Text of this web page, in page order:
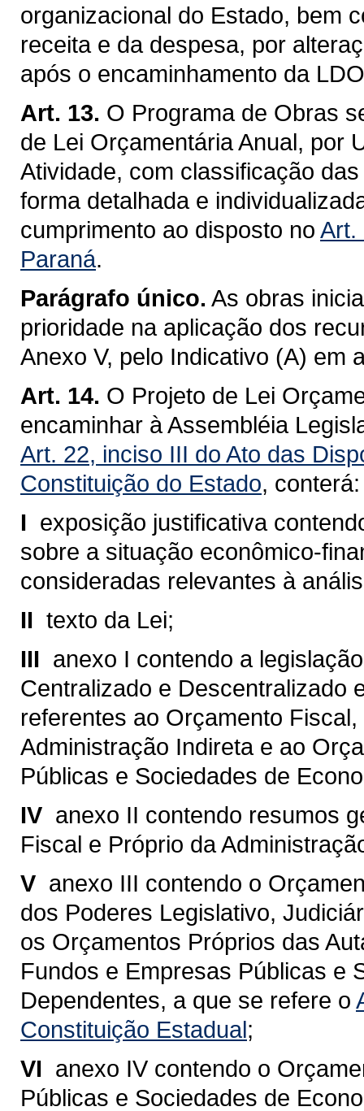
organizacional do Estado, bem
receita e da despesa, por
após o encaminhamento da
Art. 13. O Programa de Obras
de Lei Orçamentária Anual, por
Atividade, com classificação
forma detalhada e
cumprimento ao disposto no Art.
Paraná.
Parágrafo único. As obras
prioridade na aplicação dos
Anexo V, pelo Indicativo (A) em
Art. 14. O Projeto de Lei
encaminhar à Assembléia
Art. 22, inciso III do Ato das
Constituição do Estado, conterá:
I  exposição justificativa
sobre a situação econômico-
consideradas relevantes à
II  texto da Lei;
III  anexo I contendo a
Centralizado e Descentralizado
referentes ao Orçamento
Administração Indireta e ao
Públicas e Sociedades de
IV  anexo II contendo resumos
Fiscal e Próprio da
V  anexo III contendo o
dos Poderes Legislativo,
os Orçamentos Próprios das
Fundos e Empresas Públicas e
Dependentes, a que se refere o
Constituição Estadual;
VI  anexo IV contendo o
Públicas e Sociedades de